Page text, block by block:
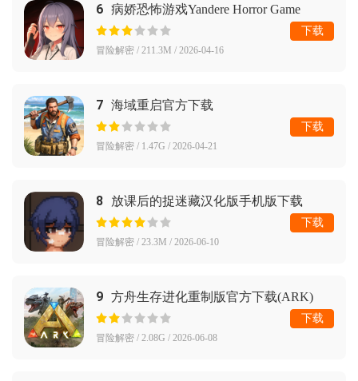
6 病娇恐怖游戏Yandere Horror Game
冒险解密 / 211.3M / 2026-04-16
下载
7 海域重启官方下载
冒险解密 / 1.47G / 2026-04-21
下载
8 放课后的捉迷藏汉化版手机版下载
冒险解密 / 23.3M / 2026-06-10
下载
9 方舟生存进化重制版官方下载(ARK)
冒险解密 / 2.08G / 2026-06-08
下载